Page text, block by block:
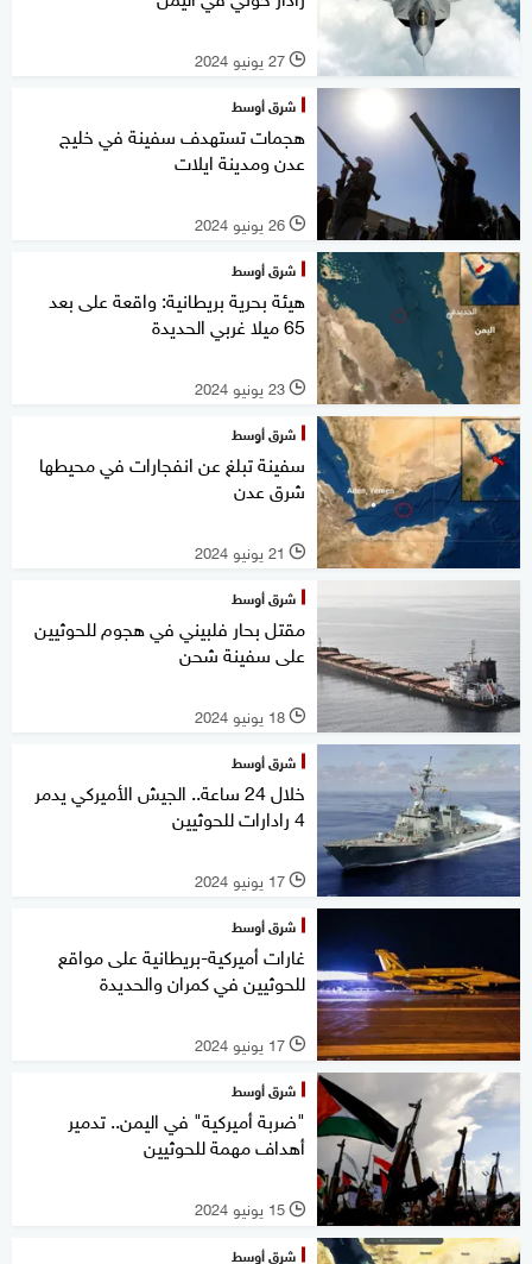
l 27 يونيو 2024
شرق أوسط
هجمات تستهدف سفينة في خليج
عدن ومدينة ايلات
l 26 يونيو 2024
شرق أوسط
هيئة بحرية بريطانية: واقعة على بعد
65 ميلا غربي الحديدة
l 23 يونيو 2024
شرق أوسط
سفينة تبلغ عن انفجارات في محيطها
شرق عدن
l 21 يونيو 2024
شرق أوسط
مقتل بحار فلبيني في هجوم للحوثيين
على سفينة شحن
l 18 يونيو 2024
شرق أوسط
خلال 24 ساعة.. الجيش الأميركي يدمر
4 رادارات للحوثيين
l 17 يونيو 2024
شرق أوسط
غارات أميركية-بريطانية على مواقع
للحوثيين في كمران والحديدة
l 17 يونيو 2024
شرق أوسط
"ضربة أميركية" في اليمن.. تدمير
أهداف مهمة للحوثيين
l 15 يونيو 2024
شرق أوسط